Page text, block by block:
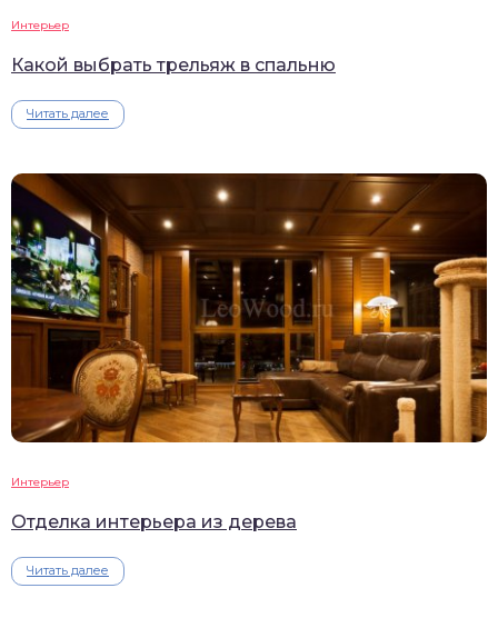
Интерьер
Какой выбрать трельяж в спальню
Читать далее
Интерьер
Отделка интерьера из дерева
Читать далее